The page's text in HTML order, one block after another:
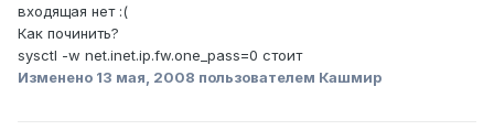
входящая нет :(
Как починить?
sysctl -w net.inet.ip.fw.one_pass=0 стоит
Изменено 13 мая, 2008 пользователем Кашмир